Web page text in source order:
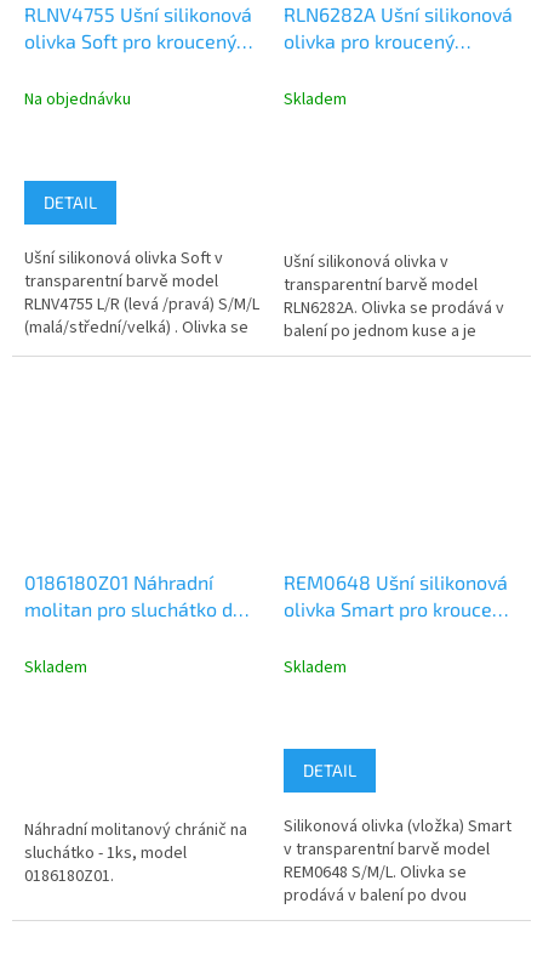
RLNV4755 Ušní silikonová
olivka Soft pro kroucený
Na objednávku
DETAIL
Ušní silikonová olivka Soft v
transparentní barvě model
RLNV4755 L/R (levá /pravá) S/M/L
(malá/střední/velká) . Olivka se
prodává v balení po...
RLN6282A Ušní silikonová
olivka pro kroucený
Skladem
Ušní silikonová olivka v
transparentní barvě model
RLN6282A. Olivka se prodává v
balení po jednom kuse a je
určená pro skryté nošení. Olivka
0186180Z01 Náhradní
molitan pro sluchátko do
Skladem
Náhradní molitanový chránič na
sluchátko - 1ks, model
0186180Z01.
REM0648 Ušní silikonová
olivka Smart pro kroucený
pravá)
Skladem
DETAIL
Silikonová olivka (vložka) Smart
v transparentní barvě model
REM0648 S/M/L. Olivka se
prodává v balení po dvou
kusech, krabička obsahuje